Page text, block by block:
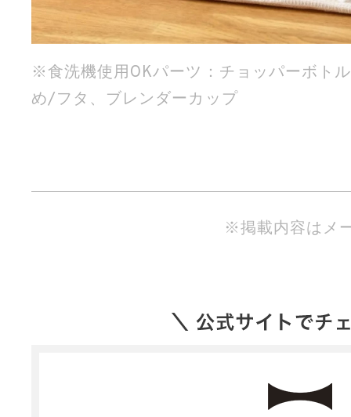
※食洗機使用OKパーツ：チョッパーボト
め/フタ、ブレンダーカップ
※掲載内容はメ